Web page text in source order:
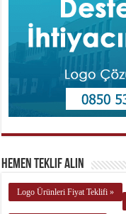
Hemen Teklif Alın
Logo Ürünleri Fiyat Teklifi »